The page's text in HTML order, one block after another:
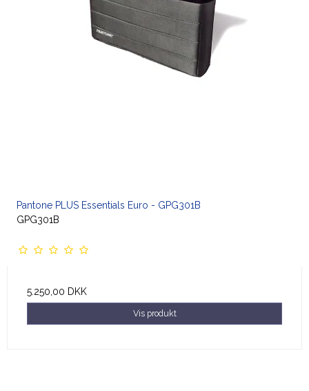
Pantone PLUS Essentials Euro - GPG301B
GPG301B
5.250,00 DKK
Vis produkt